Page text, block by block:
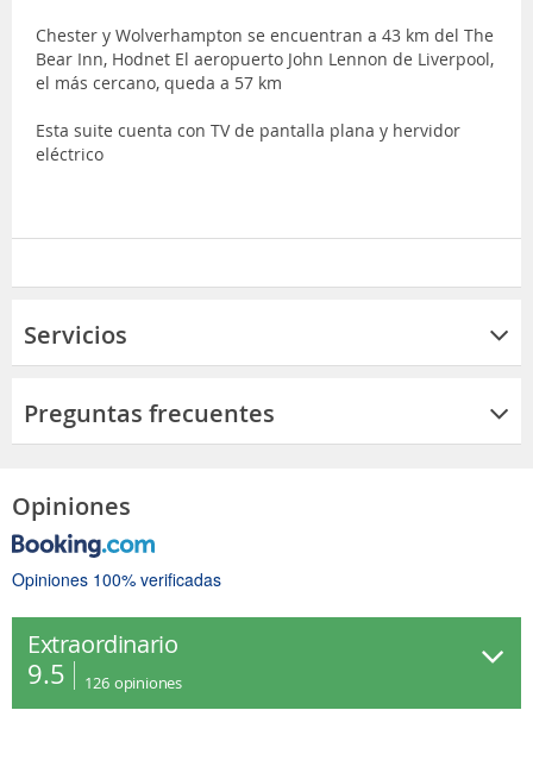
Chester y Wolverhampton se encuentran a 43 km del The
Bear Inn, Hodnet El aeropuerto John Lennon de Liverpool,
el más cercano, queda a 57 km
Esta suite cuenta con TV de pantalla plana y hervidor
eléctrico
Servicios
Preguntas frecuentes
Opiniones
Opiniones 100% verificadas
Extraordinario
9.5 126 opiniones